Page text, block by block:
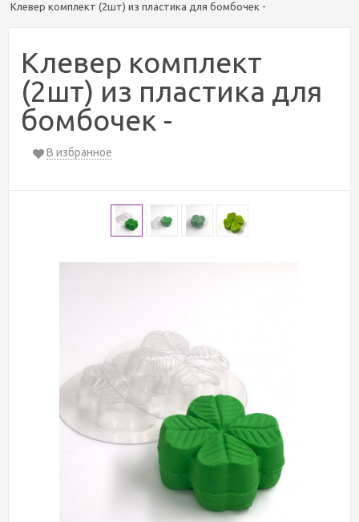
Клевер комплект (2шт) из пластика для бомбочек -
Клевер комплект
(2шт) из пластика для
бомбочек -
В избранное